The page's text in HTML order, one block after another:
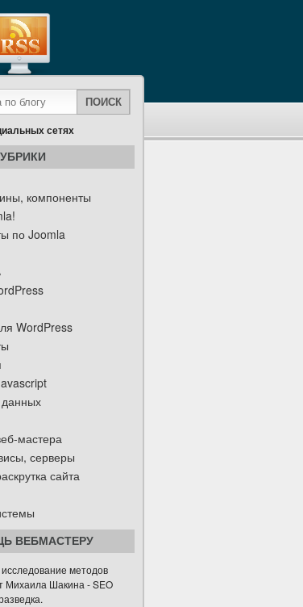
сетях
компоненты
по Joomla
WordPress
мастера
серверы
сайта
ВЕБМАСТЕРУ